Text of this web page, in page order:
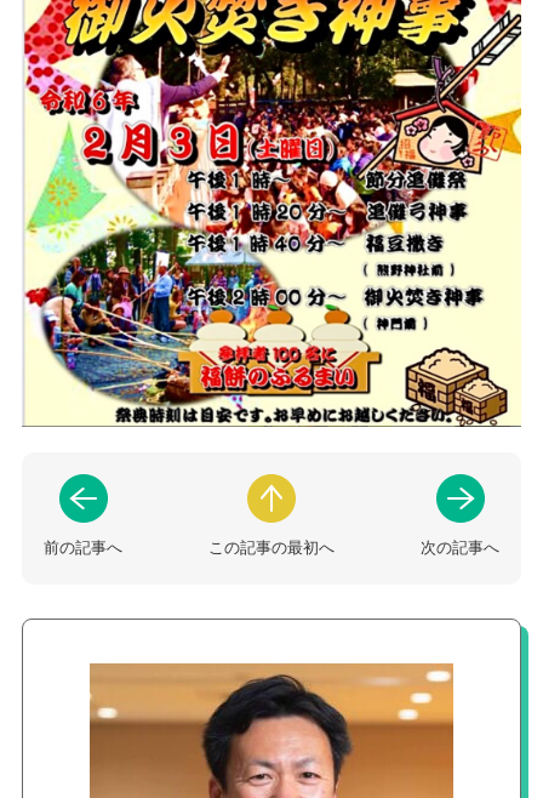
前の記事へ この記事の最初へ 次の記事へ